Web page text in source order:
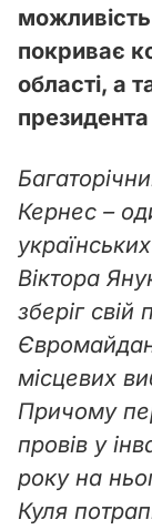
покриває
області, а
Кернес –
Віктора
зберіг свій
місцевих
Причому
провів у
року на
Куля